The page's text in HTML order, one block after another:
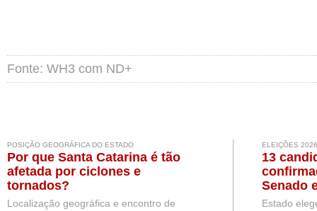
Fonte: WH3 com ND+
POSIÇÃO GEOGRÁFICA DO ESTADO
Por que Santa Catarina é tão
afetada por ciclones e
tornados?
Localização geográfica e encontro de
ELEIÇÕES 2026
13
Senado
Estado